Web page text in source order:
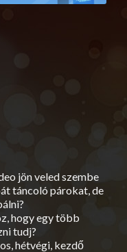
jön veled szembe
táncoló párokat, de
hogy egy több
tudj?
hétvégi, kezdő